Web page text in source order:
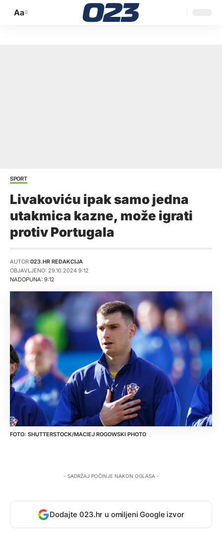
Promijeni
Aa
SPORT
Livakoviću ipak samo jedna
utakmica kazne, može igrati
protiv Portugala
NADOPUNA: 9:12
AUTOR:023.HR REDAKCIJA
OBJAVLJENO: 29.10.2024 9:12
SHUTTERSTOCK/MACIEJ ROGOWSKI PHOTO
- SADRŽAJ POČINJE NAKON OGLASA -
Dodajte 023.hr u omiljeni Google izvor